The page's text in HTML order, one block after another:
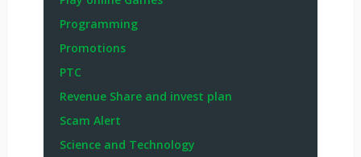
Programming
Promotions
PTC
Revenue Share and invest plan
Scam Alert
Science and Technology